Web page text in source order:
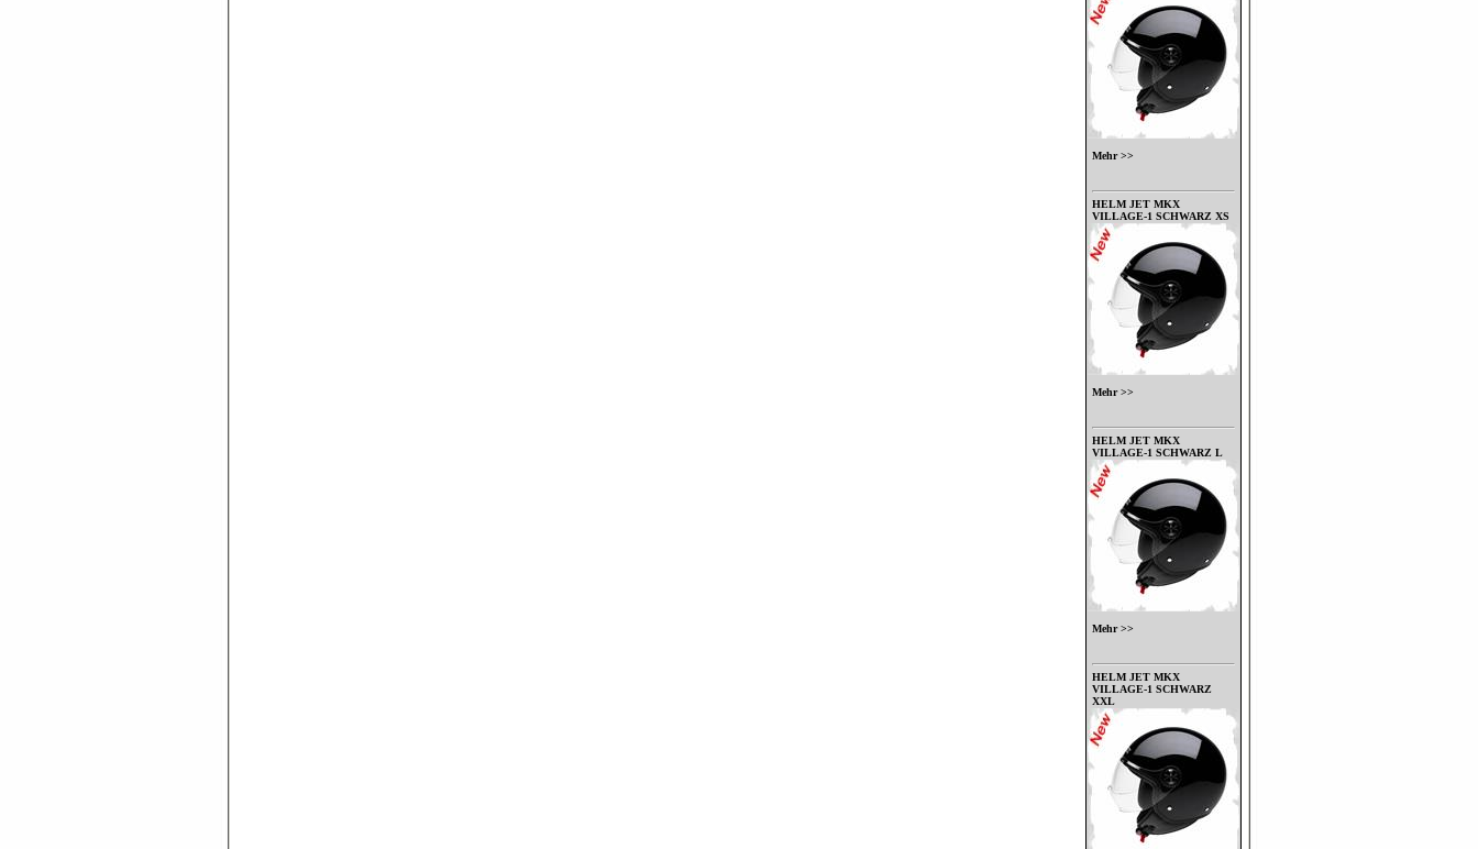
Mehr >>
HELM JET MKX
VILLAGE-1 SCHWARZ XS
Mehr >>
HELM JET MKX
VILLAGE-1 SCHWARZ L
Mehr >>
HELM JET MKX
VILLAGE-1 SCHWARZ
XXL